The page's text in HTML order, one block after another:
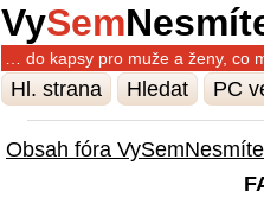
VySem
… do kapsy pro muže a ženy, co
Hl. strana Hledat PC
Obsah fóra VySemNesmíte